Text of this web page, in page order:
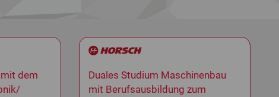
dem
Duales Studium Maschinenbau
mit Berufsausbildung zum